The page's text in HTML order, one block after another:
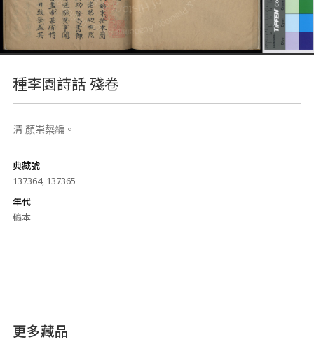
種李園詩話 殘卷
清 顏崇槼編。
典藏號
137364, 137365
年代
稿本
更多藏品